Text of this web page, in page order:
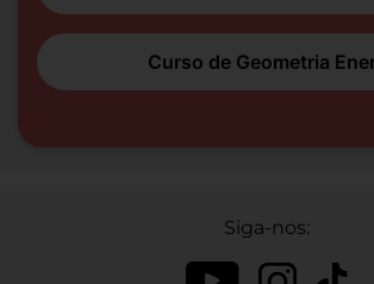
Curso de Geometria
Siga-nos: